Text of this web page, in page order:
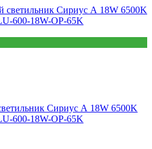
Сириус А 18W 6500K
600-18W-OP-65K